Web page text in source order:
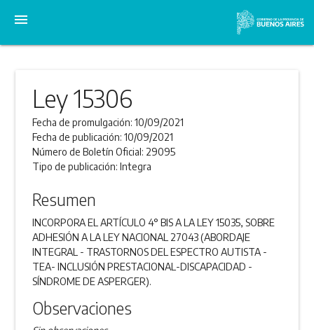
menu
Ley 15306
Fecha de promulgación:10/09/2021
Fecha de publicación:10/09/2021
Número de Boletín Oficial: 29095
Tipo de publicación:Integra
Resumen
INCORPORA EL ARTÍCULO 4° BIS A LA LEY 15035, SOBRE
ADHESIÓN A LA LEY NACIONAL 27043 (ABORDAJE
INTEGRAL - TRASTORNOS DEL ESPECTRO AUTISTA -
TEA- INCLUSIÓN PRESTACIONAL-DISCAPACIDAD -
SÍNDROME DE ASPERGER).
Observaciones